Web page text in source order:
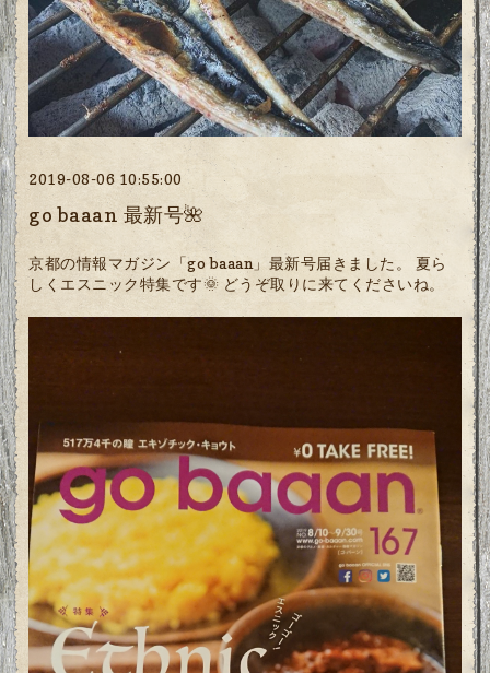
2019-08-06 10:55:00
go baaan 最新号🌺
京都の情報マガジン「go baaan」最新号届きました。 夏ら
しくエスニック特集です🌞 どうぞ取りに来てくださいね。